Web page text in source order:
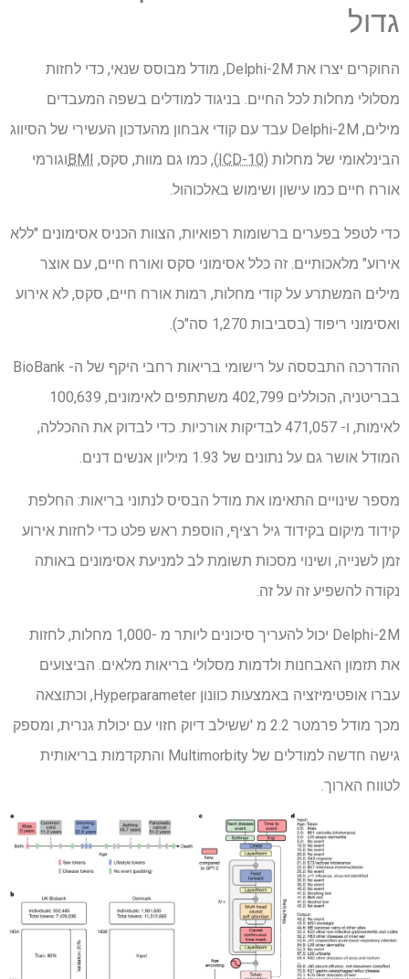
גדול
החוקרים יצרו את Delphi-2M, מודל מבוסס שנאי, כדי לחזות
מסלולי מחלות לכל החיים. בניגוד למודלים בשפה המעבדים
מילים, Delphi-2M עבד עם קודי אבחון מהעדכון העשירי של הסיווג
הבינלאומי של מחלות (ICD-10 ), כמו גם מוות, סקס, BMI וגורמי
אורח חיים כמו עישון ושימוש באלכוהול.
כדי לטפל בפערים ברשומות רפואיות, הצוות הכניס אסימונים "ללא
אירוע" מלאכותיים. זה כלל אסימוני סקס ואורח חיים, עם אוצר
מילים המשתרע על קודי מחלות, רמות אורח חיים, סקס, לא אירוע
ואסימוני ריפוד (בסביבות 1,270 סה"כ).
ההדרכה התבססה על רישומי בריאות רחבי היקף של ה- BioBank
בבריטניה, הכוללים 402,799 משתתפים לאימונים, 100,639
לאימות, ו- 471,057 לבדיקות אורכיות. כדי לבדוק את ההכללה,
המודל אושר גם על נתונים של 1.93 מיליון אנשים דנים.
מספר שינויים התאימו את מודל הבסיס לנתוני בריאות: החלפת
קידוד מיקום בקידוד גיל רציף, הוספת ראש פלט כדי לחזות אירוע
זמן לשנייה, ושינוי מסכות תשומת לב למניעת אסימונים באותה
נקודה להשפיע זה על זה.
Delphi-2M יכול להעריך סיכונים ליותר מ -1,000 מחלות, לחזות
את תזמון האבחנות ולדמות מסלולי בריאות מלאים. הביצועים
עברו אופטימיזציה באמצעות כוונון Hyperparameter, וכתוצאה
מכך מודל פרמטר 2.2 מ 'ששילב דיוק חזוי עם יכולת גנרית, ומספק
גישה חדשה למודלים של Multimorbity והתקדמות בריאותית
לטווח הארוך.